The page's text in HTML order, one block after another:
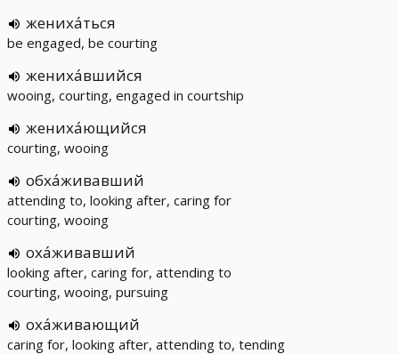
жениха́ться
be engaged, be courting
жениха́вшийся
wooing, courting, engaged in courtship
жениха́ющийся
courting, wooing
обха́живавший
attending to, looking after, caring for
courting, wooing
оха́живавший
looking after, caring for, attending to
courting, wooing, pursuing
оха́живающий
caring for, looking after, attending to, tending